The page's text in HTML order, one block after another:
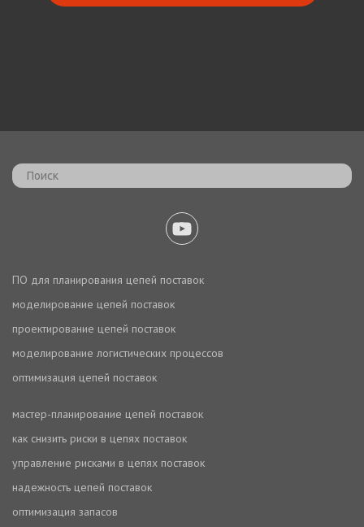
ПО для планирования цепей поставок
моделирование цепей поставок
проектирование цепей поставок
моделирование логистических процессов
оптимизация цепей поставок
мастер-планирование цепей поставок
как снизить риски в цепях поставок
управление рисками в цепях поставок
надежность цепей поставок
оптимизация запасов